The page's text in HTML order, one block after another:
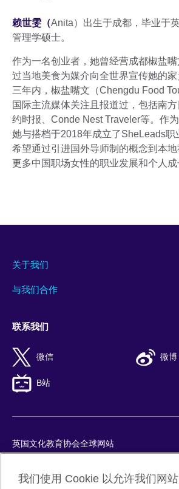
赖世雯（Anita）出生于成都，毕业于
管理学硕士。
作为一名创业者，她曾经营成都椒盐
过当地美食为媒介向全世界宣传她的
三年内，椒盐嘴文（Chengdu Food
国际主流媒体关注且报道过，包括南
约时报、Conde Nest Traveler等。作
她与搭档于2018年成立了SheLeads职
希望通过引进国外导师制的概念到本
更多中国职场女性的职业发展和个人成
关于我们
与我们合作
联系我们
微信 微博
B站
英国文化教育协会全球网站
Cookie
我们使用 Cookie 以允许我们网站